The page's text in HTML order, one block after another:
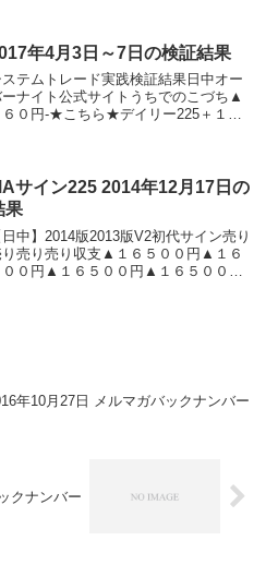
年4月3日～7日の検証結果
ステムトレード実践検証結果日中オー
ナイト公式サイトうちでのこづち▲
６０円-★こちら★デイリー225＋１０
チ...サイン225 2014年12月17日の
果
日中】2014版2013版V2初代サイン売り
り売り売り収支▲１６５００円▲１６
００円▲１６５００円▲１６５００円
年10月27日 メルマガバックナンバー
クナンバー